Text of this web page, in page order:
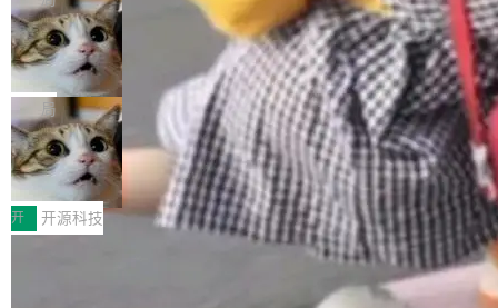
现实 过去两年，CIO们的焦虑清单上多了两项：
一是如何让大模型和智能体应用安全地从PoC走
向生产，二是如何让测试团队跟得上AI应用...
设置，如果用布尔值 + 可空字段来表示——bool
ean 表示是否可切换，nullable 的默认模式、浅
色方案、深色方案——会产生大量无意义的组
合。方案缺了、配置冲突了、全 null 了。要知道
哪些组合有效，作者说，你得靠"文档、校验、或
者部落知识"。 换个写法。Rust 的 enum，两个
变体：Switchable...
个"AI 知识库 + 聊天机器人"——每个大厂都在
做，没什么新鲜的。 但 Kenton Varda 在 Twitte
r 上把事情说清楚了： 今天我们发布了 Cloudfla
re OS，一个带连接器的聊天机器人，跟其他所
有科技公司做的一样。只不过，实际上它不一
样。这是 Sandstorm.io 的重制版，我十年前的
那个创业公司。不同的是，这次它构建在 Cloudf
lare Workers 上——我花了九年时间搭建的平台
——并且深度集成了 AI。这基本上是我十年秘密
Deno 团队开源 Celld，可自托管的分
布式 Durable Objects
Ryan Dahl 领导的 Deno 团队推出了最新开源项
目 Celld，一个能在自己机器上运行 Cloudflare
Workers 和 Durable Objects 的守护进程。 设
计思路很直接：每个对象是一个独立的 SQLite
数据库，按名称寻址，复制到你自己的 S3 兼容
存储库里。节点之间只通过这个存储库协调——
没有控制平面，没有共识协议。每个对象自带一
个小型数据库，应用天然按分片构建，单个数据
库的竞争和爆炸半径问题在设计层面就被消除
局
鲁大师7月新机性能/流畅/AI榜：vivo夺
性能、流畅双第一，三星Galaxy Z系列
新折叠缺席
2026年7月的手机市场，由于存储等硬件成本暴
增，手机厂商的日子也不好过啊，新机速度明显
放缓，因此硝烟味淡了许多。新机参数规格除开
高价的三星折叠（三星Galaxy Z Fold8 Ultra / Z
Fold8 / Z Flip8）外，其余要么是中低端机器，
开 开源科技
Zed 编辑器团队发布了新项目——DeltaDB，一